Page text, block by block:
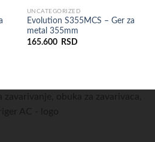
UNCATEGORIZED
Evolution S355MCS – Ger za
metal 355mm
165.600
RSD